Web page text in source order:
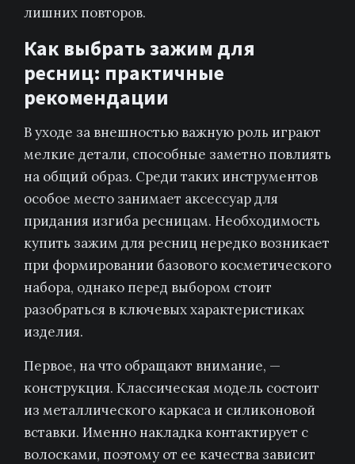
лишних повторов.
Как выбрать зажим для
ресниц: практичные
рекомендации
В уходе за внешностью важную роль играют
мелкие детали, способные заметно повлиять
на общий образ. Среди таких инструментов
особое место занимает аксессуар для
придания изгиба ресницам. Необходимость
купить зажим для ресниц нередко возникает
при формировании базового косметического
набора, однако перед выбором стоит
разобраться в ключевых характеристиках
изделия.
Первое, на что обращают внимание, —
конструкция. Классическая модель состоит
из металлического каркаса и силиконовой
вставки. Именно накладка контактирует с
волосками, поэтому от ее качества зависит